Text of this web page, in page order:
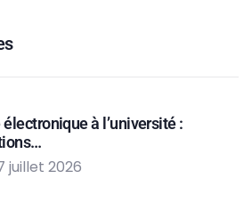
à l’université :
juillet 2026